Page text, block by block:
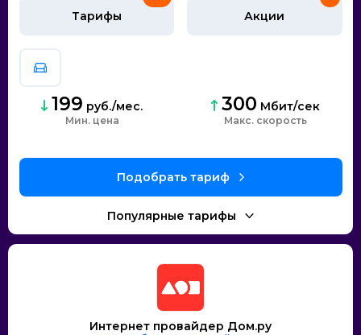
Тарифы Акции
199 руб./мес.
Мин. цена
300 Мбит/сек
скорость
Интернет провайдер Дом.ру